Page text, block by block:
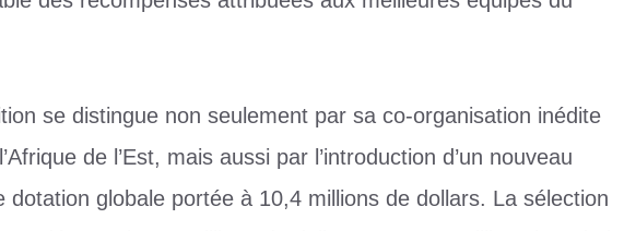
se distingue non seulement par sa co-organisation inédite
de l’Est, mais aussi par l’introduction d’un nouveau
dotation globale portée à 10,4 millions de dollars. La sélection